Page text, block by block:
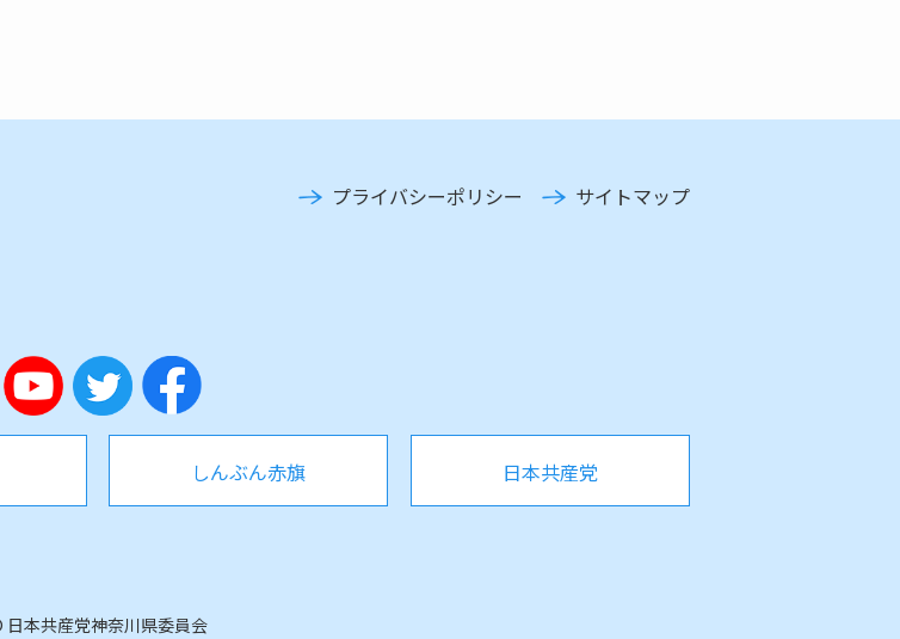
プライバシーポリシー サイトマップ
しんぶん赤旗 日本共産党
日本共産党神奈川県委員会